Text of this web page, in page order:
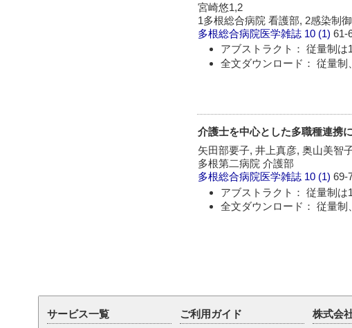
宮崎悠1,2
1多根総合病院 看護部, 2感染制
多根総合病院医学雑誌 10 (1)61-
アブストラクト： 従量制は
全文ダウンロード： 従量制
介護士を中心とした多職種連携
矢田部要子, 井上真彦, 奥山美智
多根第二病院 介護部
多根総合病院医学雑誌 10 (1)69-
アブストラクト： 従量制は
全文ダウンロード： 従量制
サービス一覧 ご利用ガイド 株式会